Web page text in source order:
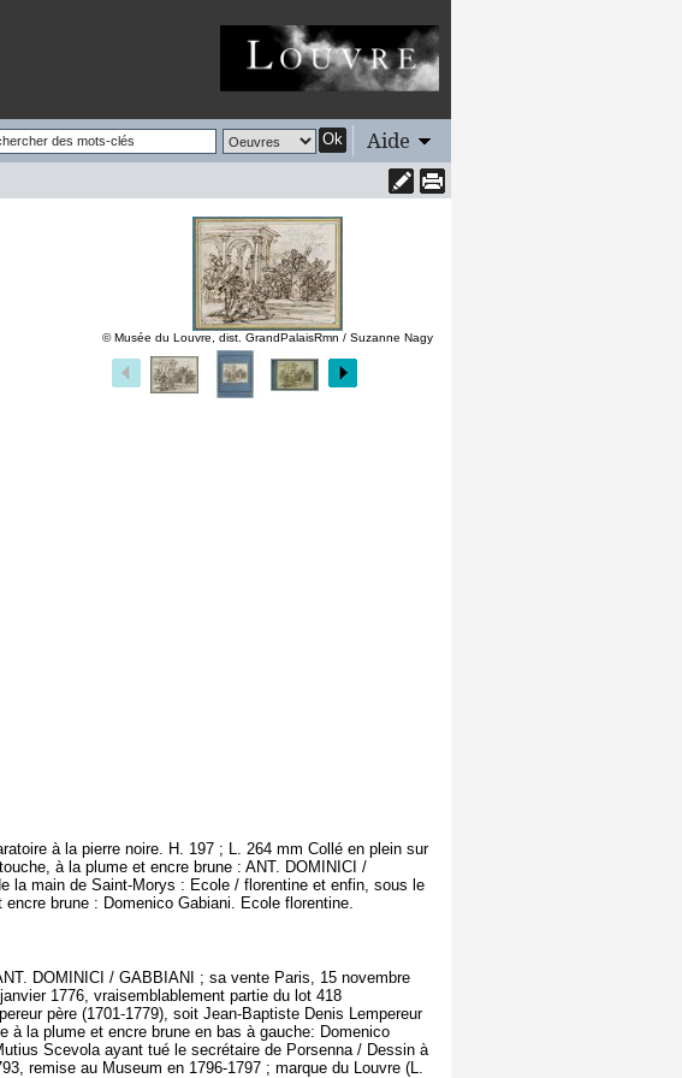
Ok Aide
© Musée du Louvre, dist. GrandPalaisRmn / Suzanne Nagy
à la pierre noire. H. 197 ; L. 264 mm Collé en plein sur
à la plume et encre brune : ANT. DOMINICI /
la main de Saint-Morys : Ecole / florentine et enfin, sous le
brune : Domenico Gabiani. Ecole florentine.
DOMINICI / GABBIANI ; sa vente Paris, 15 novembre
1776, vraisemblablement partie du lot 418
père (1701-1779), soit Jean-Baptiste Denis Lempereur
à la plume et encre brune en bas à gauche: Domenico
Scevola ayant tué le secrétaire de Porsenna / Dessin à
remise au Museum en 1796-1797 ; marque du Louvre (L.